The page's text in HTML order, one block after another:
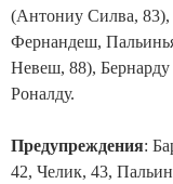
(Антониу Силва,
Фернандеш,
Невеш, 88),
Роналду.
Предупреждения:
42, Челик, 43,